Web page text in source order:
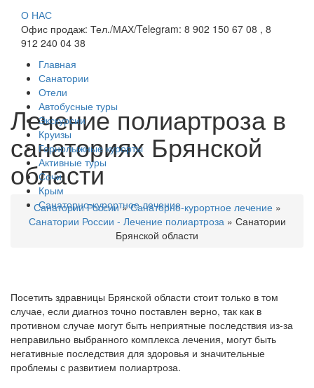
О НАС
Офис продаж: Тел./МАХ/Telegram: 8 902 150 67 08 , 8
912 240 04 38
Главная
Санатории
Отели
Автобусные туры
Экскурсии
Круизы
Горнолыжные курорты
Активные туры
Сочи
Крым
Санаторно-курортное лечение
Лечение полиартроза в
санаториях Брянской
области
Санатории России»Санаторно-курортное лечение»
Санатории России - Лечение полиартроза» Санатории
Брянской области
Посетить здравницы Брянской области стоит только в том
случае, если диагноз точно поставлен верно, так как в
противном случае могут быть неприятные последствия из-за
неправильно выбранного комплекса лечения, могут быть
негативные последствия для здоровья и значительные
проблемы с развитием полиартроза.